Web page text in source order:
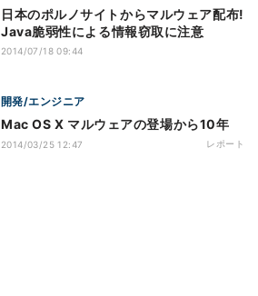
日本のポルノサイトからマルウェア配布!
Java脆弱性による情報窃取に注意
2014/07/18 09:44
開発/エンジニア
Mac OS X マルウェアの登場から10年
2014/03/25 12:47 レポート